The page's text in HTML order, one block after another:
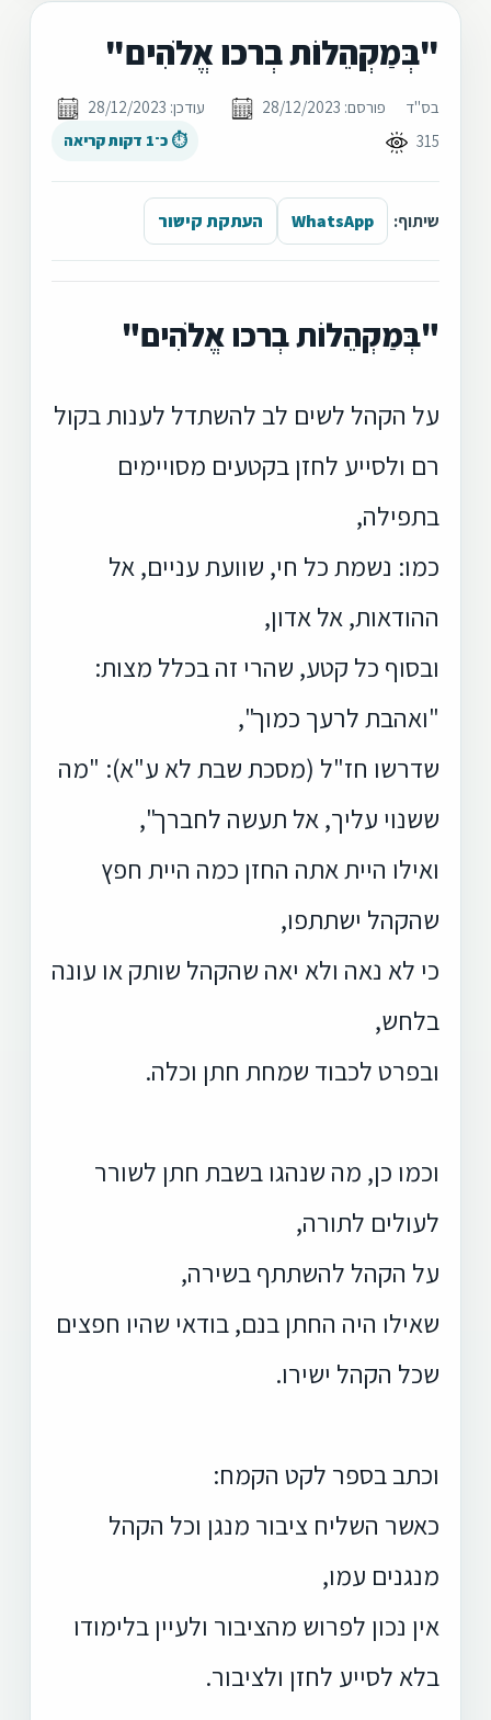
"בְּמַקְהֵלוֹת בְרכו אֱלֹהִים"
בס"ד פורסם: 28/12/2023
עודכן: 28/12/2023
315
⏱ כ־1 דקות קריאה
שיתוף: WhatsApp העתקת קישור
"בְּמַקְהֵלוֹת בְרכו אֱלֹהִים"
על הקהל לשים לב להשתדל לענות בקול
רם ולסייע לחזן בקטעים מסויימים
בתפילה,
כמו: נשמת כל חי, שוועת עניים, אל
ההודאות, אל אדון,
ובסוף כל קטע, שהרי זה בכלל מצות:
"ואהבת לרעך כמוך",
שדרשו חז"ל (מסכת שבת לא ע"א): "מה
ששנוי עליך, אל תעשה לחברך",
ואילו היית אתה החזן כמה היית חפץ
שהקהל ישתתפו,
כי לא נאה ולא יאה שהקהל שותק או עונה
בלחש,
ובפרט לכבוד שמחת חתן וכלה.
וכמו כן, מה שנהגו בשבת חתן לשורר
לעולים לתורה,
על הקהל להשתתף בשירה,
שאילו היה החתן בנם, בודאי שהיו חפצים
שכל הקהל ישירו.
וכתב בספר לקט הקמח:
כאשר השליח ציבור מנגן וכל הקהל
מנגנים עמו,
אין נכון לפרוש מהציבור ולעיין בלימודו
בלא לסייע לחזן ולציבור.